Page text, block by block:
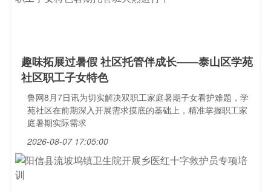
趣味拓展过暑假 社区托管伴成长——泰山区学苑
社区职工子女特色
鲁网8月7日讯为切实解决双职工家庭暑期子女看护难题，学
苑社区在前期深入开展需求摸底的基础上，精准掌握职工家
庭暑期实际需求
2026-08-07 17:05:00